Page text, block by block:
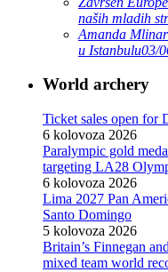
naših mladih
Amanda
u Istanbulu03/
World archery
Ticket sales open for
6 kolovoza 2026
Paralympic gold
targeting LA28
6 kolovoza 2026
Lima 2027 Pan
Santo Domingo
5 kolovoza 2026
Britain’s Finnegan
mixed team world